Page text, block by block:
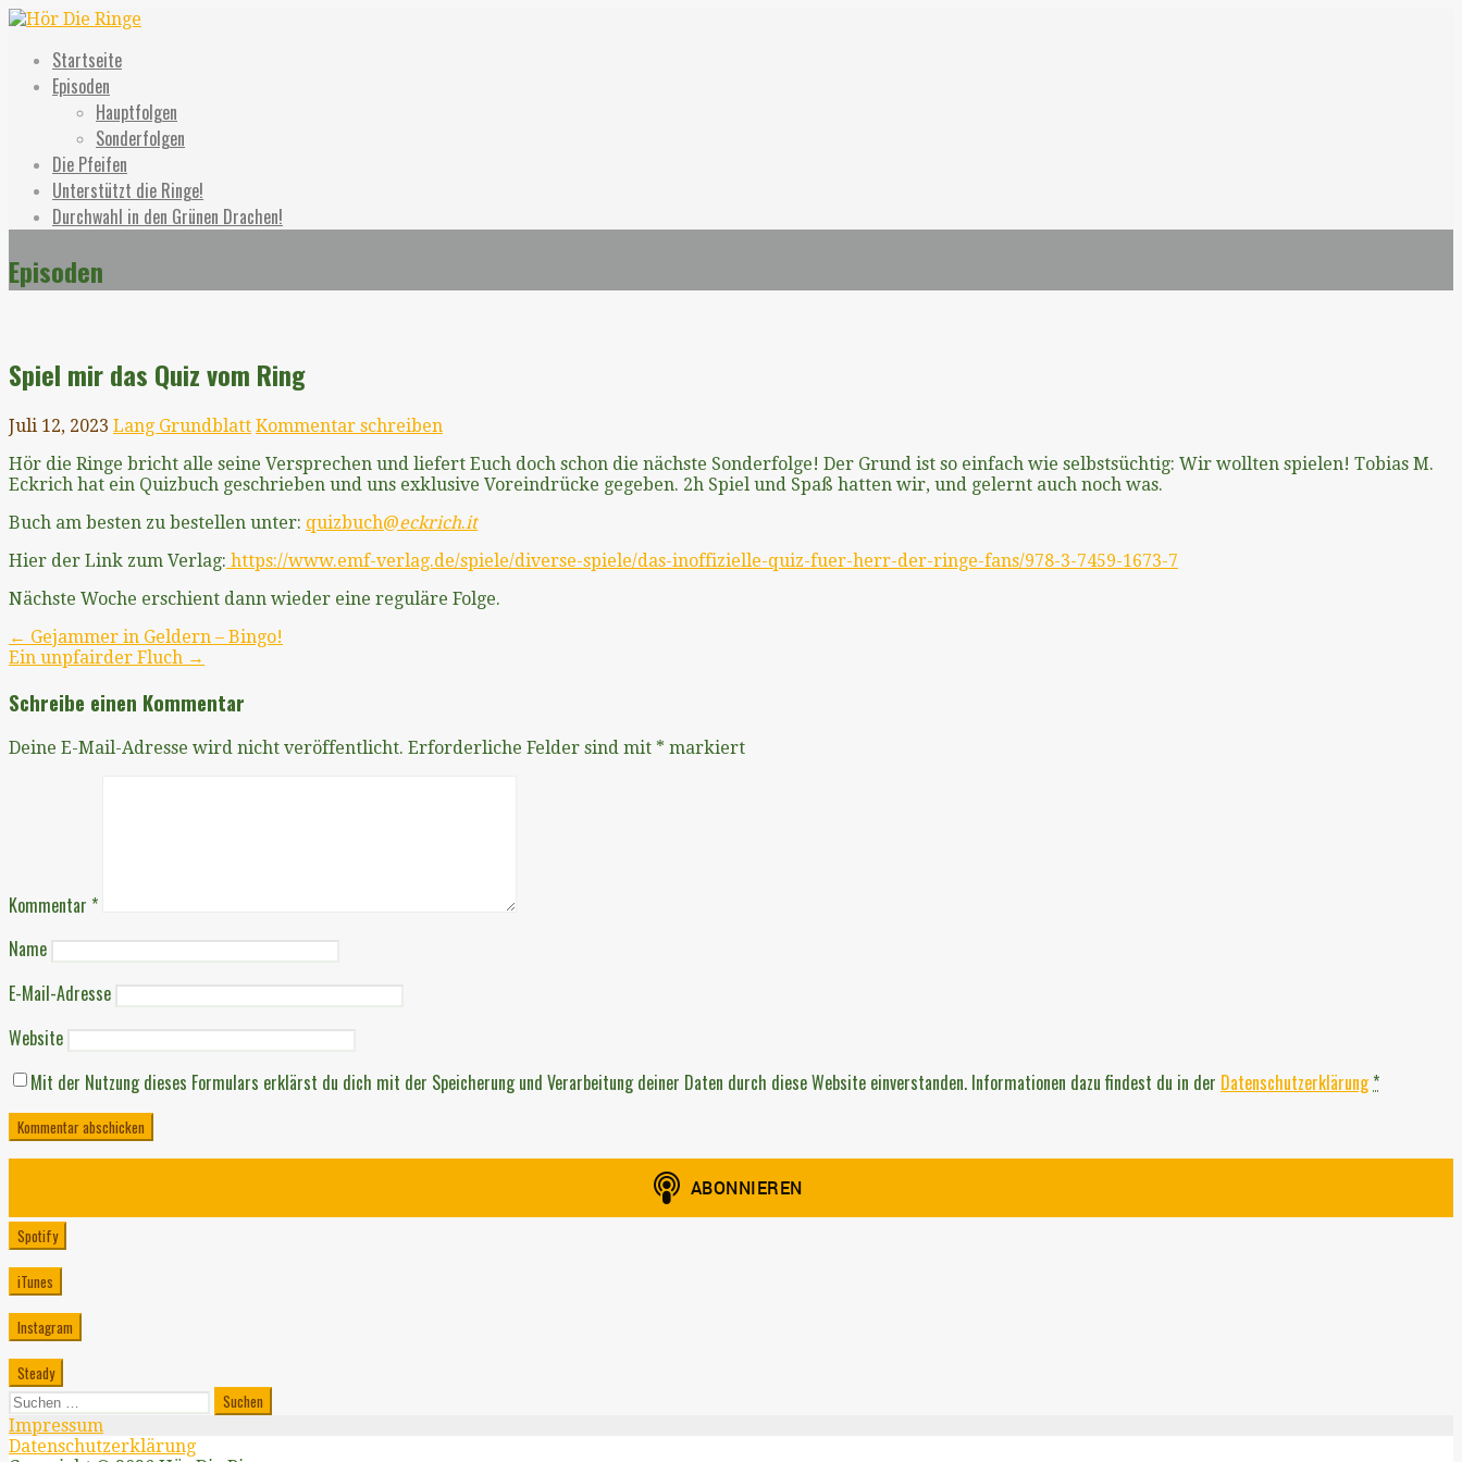
Zum
springenStartseite
Episoden
Hauptfolgen
Sonderfolgen
Die Pfeifen
Unterstützt die Ringe!
Durchwahl in den Grünen Drachen!
Episoden
Spiel mir das Quiz vom Ring
Juli 12, 2023 Lang Grundblatt Kommentar schreiben
Hör die Ringe bricht alle seine Versprechen und liefert Euch doch schon die nächste Sonderfolge! Der Grund ist so einfach wie selbstsüchtig: Wir wollten spielen! Tobias M.
Eckrich hat ein Quizbuch geschrieben und uns exklusive Voreindrücke gegeben. 2h Spiel und Spaß hatten wir, und gelernt auch noch was.
Buch am besten zu bestellen unter: quizbuch@eckrich.it
Hier der Link zum Verlag: https://www.emf-verlag.de/spiele/diverse-spiele/das-inoffizielle-quiz-fuer-herr-der-ringe-fans/978-3-7459-1673-7
Nächste Woche erschient dann wieder eine reguläre Folge.
Beitragsnavigation
← Gejammer in Geldern – Bingo!
Ein unpfairder Fluch →
Schreibe einen Kommentar
Deine E-Mail-Adresse wird nicht veröffentlicht. Erforderliche Felder sind mit * markiert
Kommentar *
Name
E-Mail-Adresse
Website
Mit der Nutzung dieses Formulars erklärst du dich mit der Speicherung und Verarbeitung deiner Daten durch diese Website einverstanden. Informationen dazu findest du in der Datenschutzerklärung*
Spotify
iTunes
Instagram
Steady
Suchen
nach:
Impressum
Datenschutzerklärung